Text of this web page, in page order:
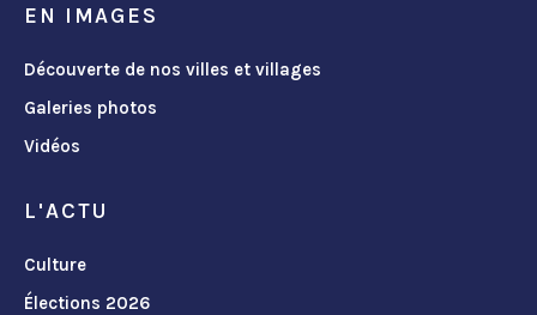
EN IMAGES
Découverte de nos villes et villages
Galeries photos
Vidéos
L'ACTU
Culture
Élections 2026